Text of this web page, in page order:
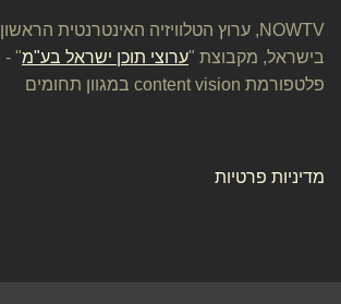
NOWTV, ערוץ הטלוויזיה האינטרנטית הראשון
בישראל, מקבוצת "ערוצי תוכן ישראל בע"מ" -
פלטפורמת content vision במגוון תחומים
מדיניות פרטיות